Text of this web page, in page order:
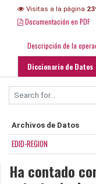
Visitas a la página
Documentación en PDF
Descripción de la
Diccionario de Datos
Archivos de Datos
EDID-REGION
Ha contado